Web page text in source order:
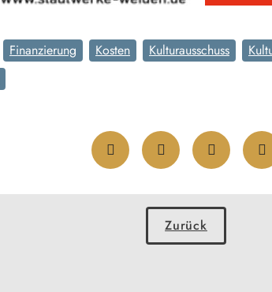
Finanzierung Kosten Kulturausschuss
Zurück